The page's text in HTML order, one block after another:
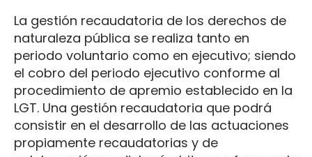
La gestión recaudatoria de los derechos de
naturaleza pública se realiza tanto en
periodo voluntario como en ejecutivo; siendo
el cobro del periodo ejecutivo conforme al
procedimiento de apremio establecido en la
LGT. Una gestión recaudatoria que podrá
consistir en el desarrollo de las actuaciones
propiamente recaudatorias y de